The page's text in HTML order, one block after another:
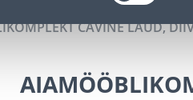
CAVINE LAUD,